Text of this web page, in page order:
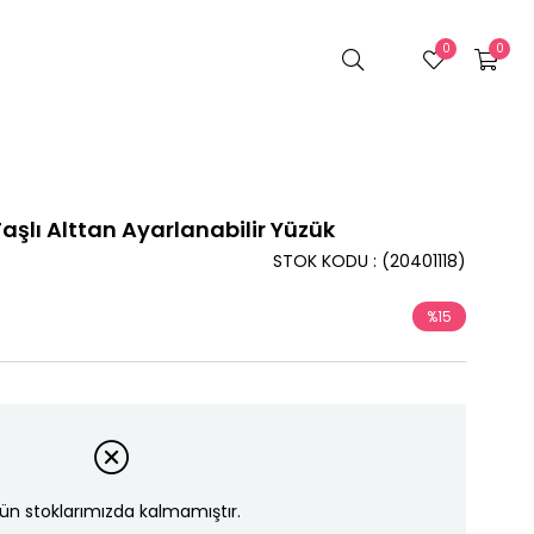
0
0
Alttan Ayarlanabilir Yüzük
(20401118)
STOK KODU
%15
stoklarımızda kalmamıştır.